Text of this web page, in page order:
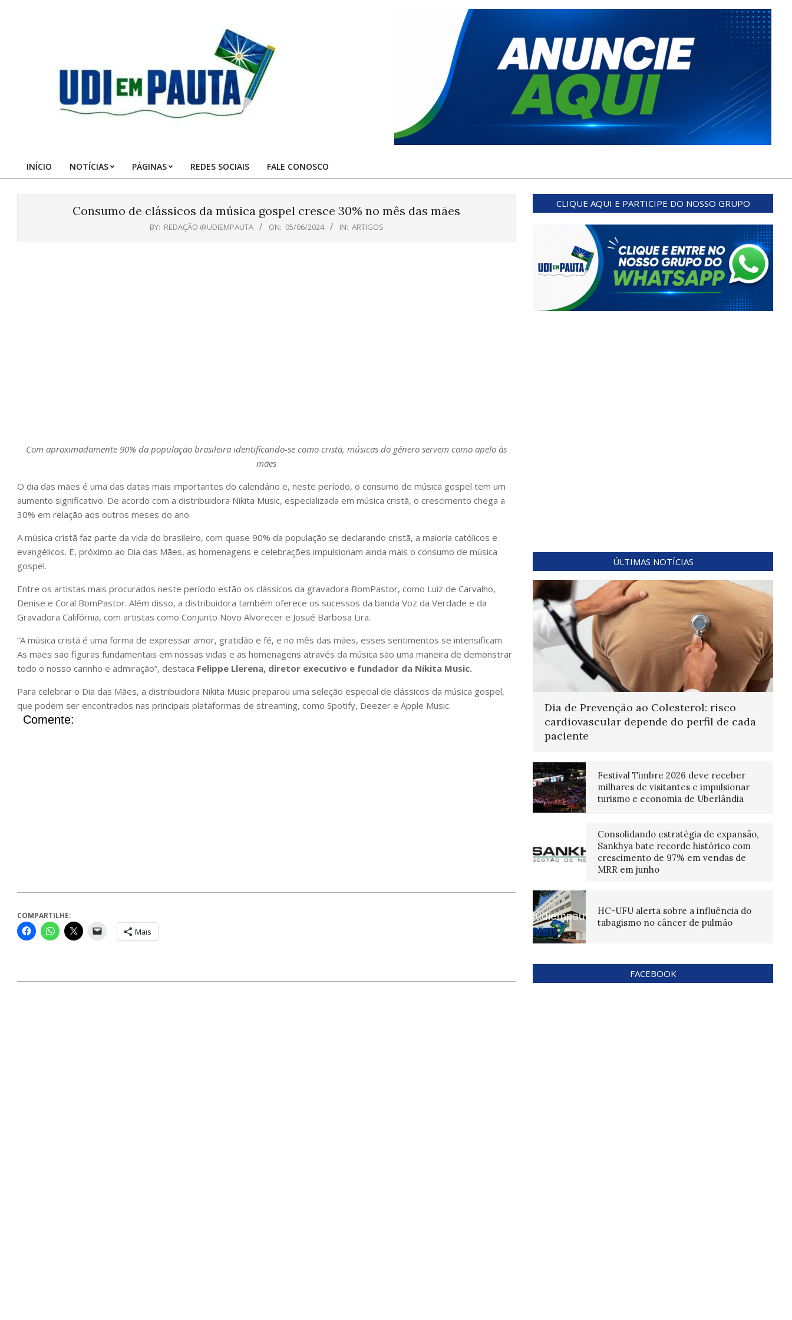
Pauta
Primary
INÍCIO NOTÍCIAS PÁGINAS REDES SOCIAIS FALE CONOSCO
Consumo de clássicos da música gospel cresce 30% no mês das mães
BY: REDAÇÃO @UDIEMPAUTA ON: 05/06/2024 IN: ARTIGOS
Com aproximadamente 90% da população brasileira identificando-se como cristã, músicas do gênero servem como apelo às
mães
O dia das mães é uma das datas mais importantes do calendário e, neste período, o consumo de música gospel tem um
aumento significativo. De acordo com a distribuidora Nikita Music, especializada em música cristã, o crescimento chega a
30% em relação aos outros meses do ano.
A música cristã faz parte da vida do brasileiro, com quase 90% da população se declarando cristã, a maioria católicos e
evangélicos. E, próximo ao Dia das Mães, as homenagens e celebrações impulsionam ainda mais o consumo de música
gospel.
Entre os artistas mais procurados neste período estão os clássicos da gravadora BomPastor, como Luiz de Carvalho,
Denise e Coral BomPastor. Além disso, a distribuidora também oferece os sucessos da banda Voz da Verdade e da
Gravadora Califórnia, com artistas como Conjunto Novo Alvorecer e Josué Barbosa Lira.
“A música cristã é uma forma de expressar amor, gratidão e fé, e no mês das mães, esses sentimentos se intensificam.
As mães são figuras fundamentais em nossas vidas e as homenagens através da música são uma maneira de demonstrar
todo o nosso carinho e admiração”, destaca Felippe Llerena, diretor executivo e fundador da Nikita Music.
Para celebrar o Dia das Mães, a distribuidora Nikita Music preparou uma seleção especial de clássicos da música gospel,
que podem ser encontrados nas principais plataformas de streaming, como Spotify, Deezer e Apple Music.
Comente:
COMPARTILHE:
Mais
CLIQUE AQUI E PARTICIPE DO NOSSO GRUPO
ÚLTIMAS NOTÍCIAS
Dia de Prevenção ao Colesterol: risco
cardiovascular depende do perfil de cada
paciente
Festival Timbre 2026 deve receber
milhares de visitantes e impulsionar
turismo e economia de Uberlândia
Consolidando estratégia de expansão,
Sankhya bate recorde histórico com
crescimento de 97% em vendas de
MRR em junho
HC-UFU alerta sobre a influência do
tabagismo no câncer de pulmão
FACEBOOK